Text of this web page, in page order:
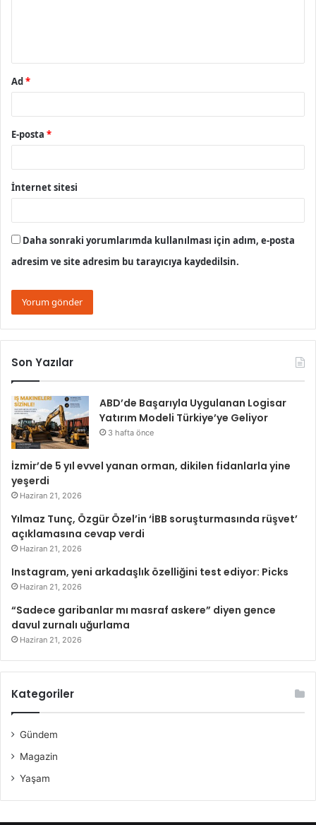
Ad*
E-posta *
İnternet sitesi
Daha sonraki yorumlarımda kullanılması için adım, e-posta
adresim ve site adresim bu tarayıcıya kaydedilsin.
Son Yazılar
ABD’de Başarıyla Uygulanan Logisar
Yatırım Modeli Türkiye’ye Geliyor
3 hafta önce
İzmir’de 5 yıl evvel yanan orman, dikilen fidanlarla yine
yeşerdi
Haziran 21, 2026
Yılmaz Tunç, Özgür Özel’in ‘İBB soruşturmasında rüşvet’
açıklamasına cevap verdi
Haziran 21, 2026
Instagram, yeni arkadaşlık özelliğini test ediyor: Picks
Haziran 21, 2026
“Sadece garibanlar mı masraf askere” diyen gence
davul zurnalı uğurlama
Haziran 21, 2026
Kategoriler
Gündem
Magazin
Yaşam